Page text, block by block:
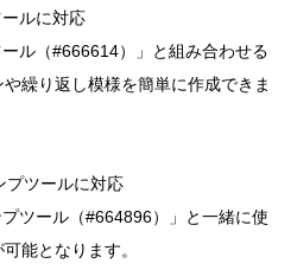
ルに対応
ール（#666614）」と組み合わせる
繰り返し模様を簡単に作成できま
ツールに対応
プツール（#664896）」と一緒に使
能となります。